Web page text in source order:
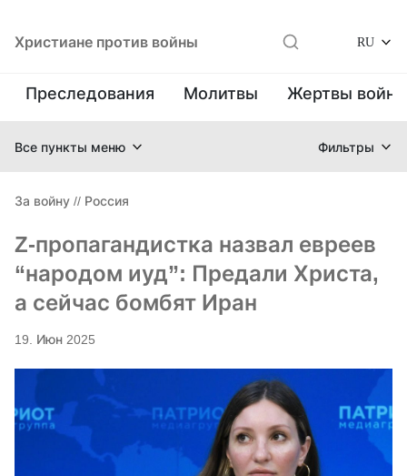
Христиане против войны RU
Преследования Молитвы Жертвы
Все пункты меню Фильтры
За войну // Россия
Z-пропагандистка назвал евреев
“народом иуд”: Предали Христа,
а сейчас бомбят Иран
19. Июн 2025